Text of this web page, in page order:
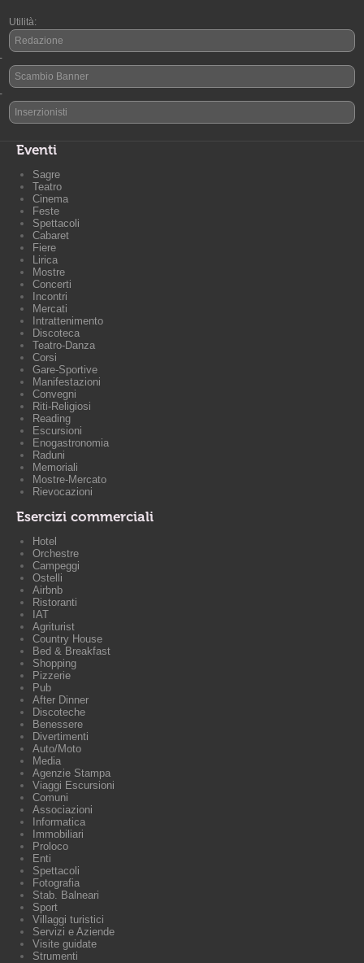
Utilità:
Redazione
-
Scambio Banner
-
Inserzionisti
Eventi
Sagre
Teatro
Cinema
Feste
Spettacoli
Cabaret
Fiere
Lirica
Mostre
Concerti
Incontri
Mercati
Intrattenimento
Discoteca
Teatro-Danza
Corsi
Gare-Sportive
Manifestazioni
Convegni
Riti-Religiosi
Reading
Escursioni
Enogastronomia
Raduni
Memoriali
Mostre-Mercato
Rievocazioni
Esercizi commerciali
Hotel
Orchestre
Campeggi
Ostelli
Airbnb
Ristoranti
IAT
Agriturist
Country House
Bed & Breakfast
Shopping
Pizzerie
Pub
After Dinner
Discoteche
Benessere
Divertimenti
Auto/Moto
Media
Agenzie Stampa
Viaggi Escursioni
Comuni
Associazioni
Informatica
Immobiliari
Proloco
Enti
Spettacoli
Fotografia
Stab. Balneari
Sport
Villaggi turistici
Servizi e Aziende
Visite guidate
Strumenti